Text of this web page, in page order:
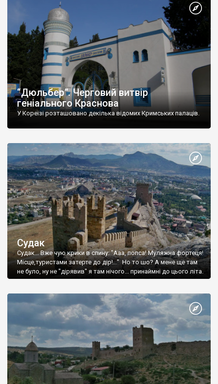
“Дюльбер”. Черговий витвір
геніального Краснова
У Кореїзі розташовано декілька відомих Кримських палаців.
Судак
Судак... Вже чую крики в спину: "Ааа, попса! Муляжна фортеця!
Місце,туристами затерте до дір!..." Но то шо? А мене ще там
не було, ну не "дірявив" я там нічого... принаймні до цього літа.